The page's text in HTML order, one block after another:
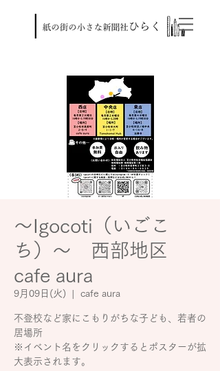
～Igocoti（いごこ
ち）～ 西部地区
cafe aura
9月09日(火) cafe aura
不登校など家にこもりがちな子ども、若者の
居場所
※イベント名をクリックするとポスターが拡
大表示されます。